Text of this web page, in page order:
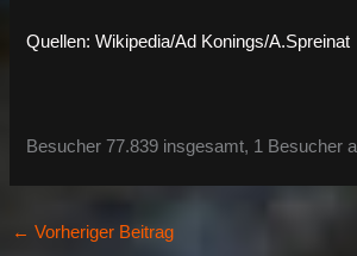
Quellen: Wikipedia/Ad Konings/A.Spreinat
Besucher 77.839 insgesamt, 1 Besucher
← Vorheriger Beitrag